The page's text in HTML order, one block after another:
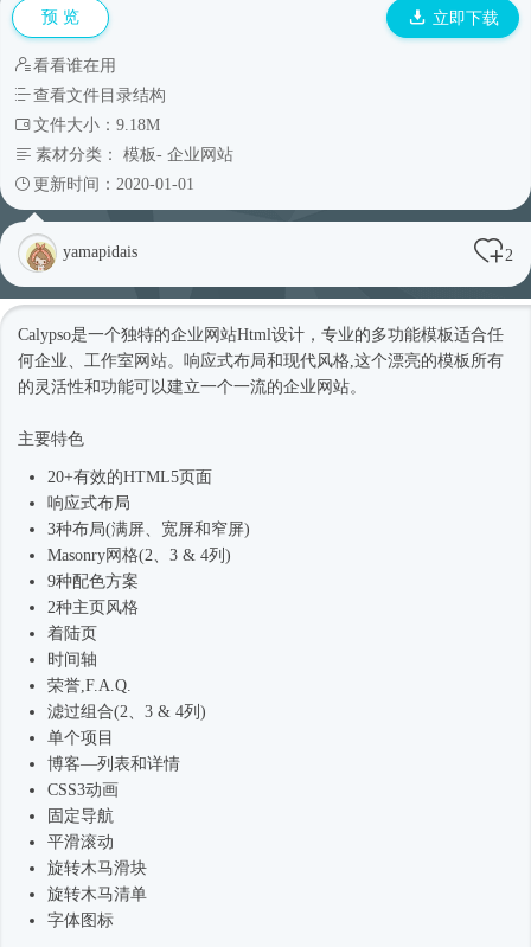
预 览 立即下载
看看谁在用
查看文件目录结构
文件大小：9.18M
素材分类： 模板- 企业网站
更新时间：2020-01-01
yamapidais 2
Calypso是一个独特的企业网站Html设计，专业的多功能模板适合任
何企业、工作室网站。 响应式布局和现代风格,这个漂亮的模板所有
的灵活性和功能可以建立一个一流的企业网站。
主要特色
20+有效的HTML5页面
响应式布局
3种布局(满屏、宽屏和窄屏)
Masonry网格(2、3 & 4列)
9种配色方案
2种主页风格
着陆页
时间轴
荣誉,F.A.Q.
滤过组合(2、3 & 4列)
单个项目
博客—列表和详情
CSS3动画
固定导航
平滑滚动
旋转木马滑块
旋转木马清单
字体图标